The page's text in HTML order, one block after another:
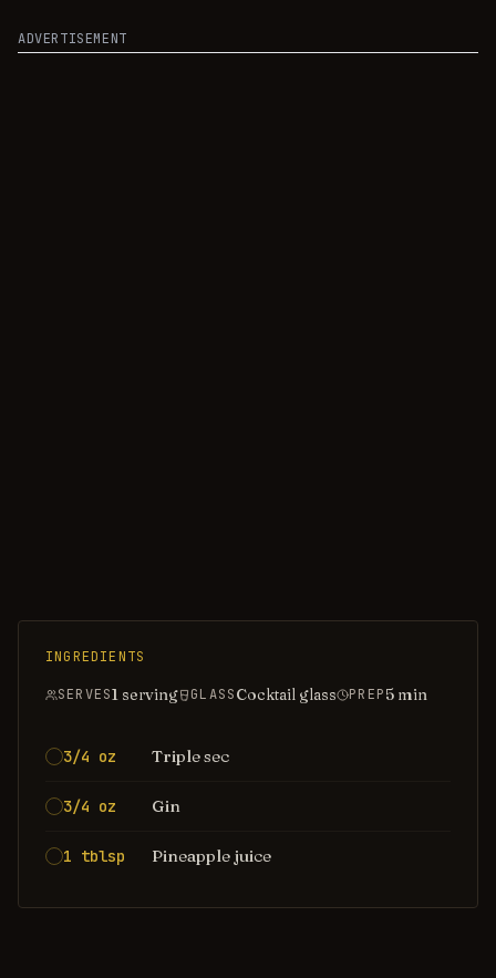
ADVERTISEMENT
INGREDIENTS
SERVES1 serving GLASSCocktail glass PREP5 min
3/4 oz Triple sec
3/4 oz Gin
1 tblsp Pineapple juice